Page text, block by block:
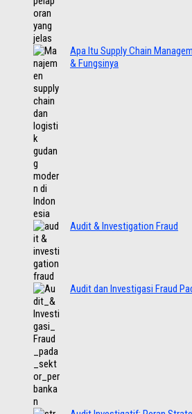
Apa Itu Supply Chain
& Fungsinya
Audit & Investigation Fraud
Audit dan Investigasi Fraud